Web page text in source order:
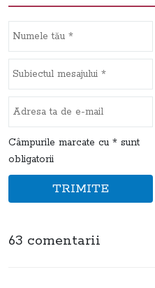
Câmpurile marcate cu * sunt
obligatorii
TRIMITE
63 comentarii